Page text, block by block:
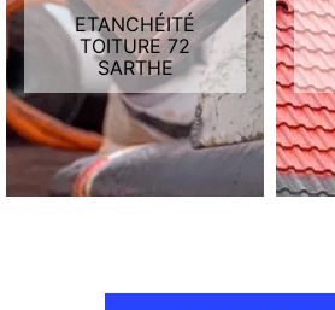
ETANCHÉITÉ
TOITURE 72
SARTHE